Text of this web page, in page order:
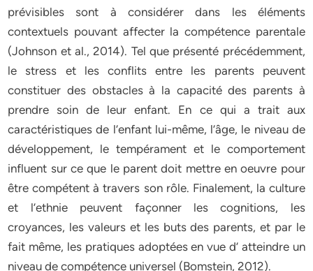
prévisibles sont à considérer dans les éléments
contextuels pouvant affecter la compétence parentale
(Johnson et al., 2014). Tel que présenté précédemment,
le stress et les conflits entre les parents peuvent
constituer des obstacles à la capacité des parents à
prendre soin de leur enfant. En ce qui a trait aux
caractéristiques de l’enfant lui-même, l’âge, le niveau de
développement, le tempérament et le comportement
influent sur ce que le parent doit mettre en oeuvre pour
être compétent à travers son rôle. Finalement, la culture
et l’ethnie peuvent façonner les cognitions, les
croyances, les valeurs et les buts des parents, et par le
fait même, les pratiques adoptées en vue d’ atteindre un
niveau de compétence universel (Bomstein, 2012).